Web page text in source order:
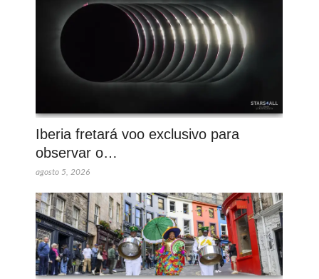
Iberia fretará voo exclusivo para
observar o…
agosto 5, 2026